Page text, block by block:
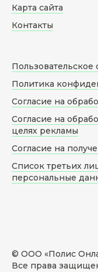
© ООО «Полис
Все права
Карта сайта
Контакты
Пользовательское
Политика
Согласие на
Согласие на
целях рекламы
Согласие на
Список третьих
персональные